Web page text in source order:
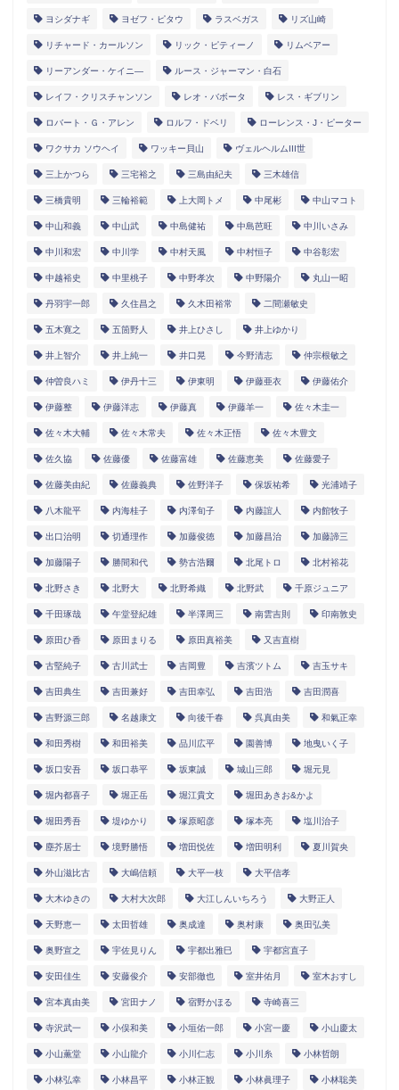
ヨシダナギ ヨゼフ・ピタウ ラスベガス リズ山崎
リチャード・カールソン リック・ピティーノ リムベアー
リーアンダー・ケイニ― ルース・ジャーマン・白石
レイフ・クリスチャンソン レオ・バボータ レス・ギブリン
ロバート・Ｇ・アレン ロルフ・ドベリ ローレンス・J・ピーター
ワクサカ ソウヘイ ワッキー貝山 ヴェルヘルムIII世
三上かつら 三宅裕之 三島由紀夫 三木雄信
三橋貴明 三輪裕範 上大岡トメ 中尾彬 中山マコト
中山和義 中山武 中島健祐 中島芭旺 中川いさみ
中川和宏 中川学 中村天風 中村恒子 中谷彰宏
中越裕史 中里桃子 中野孝次 中野陽介 丸山一昭
丹羽宇一郎 久住昌之 久木田裕常 二間瀬敏史
五木寛之 五箇野人 井上ひさし 井上ゆかり
井上智介 井上純一 井口晃 今野清志 仲宗根敏之
仲曽良ハミ 伊丹十三 伊東明 伊藤亜衣 伊藤佑介
伊藤整 伊藤洋志 伊藤真 伊藤羊一 佐々木圭一
佐々木大輔 佐々木常夫 佐々木正悟 佐々木豊文
佐久協 佐藤優 佐藤富雄 佐藤恵美 佐藤愛子
佐藤美由紀 佐藤義典 佐野洋子 保坂祐希 光浦靖子
八木龍平 内海桂子 内澤旬子 内藤誼人 内館牧子
出口治明 切通理作 加藤俊徳 加藤昌治 加藤諦三
加藤陽子 勝間和代 勢古浩爾 北尾トロ 北村裕花
北野さき 北野大 北野希織 北野武 千原ジュニア
千田琢哉 午堂登紀雄 半澤周三 南雲吉則 印南敦史
原田ひ香 原田まりる 原田真裕美 又吉直樹
古堅純子 古川武士 吉岡豊 吉濱ツトム 吉玉サキ
吉田典生 吉田兼好 吉田幸弘 吉田浩 吉田潤喜
吉野源三郎 名越康文 向後千春 呉真由美 和氣正幸
和田秀樹 和田裕美 品川広平 園善博 地曳いく子
坂口安吾 坂口恭平 坂東誠 城山三郎 堀元見
堀内都喜子 堀正岳 堀江貴文 堀田あきお&かよ
堀田秀吾 堤ゆかり 塚原昭彦 塚本亮 塩川治子
塵芥居士 境野勝悟 増田悦佐 増田明利 夏川賀央
外山滋比古 大嶋信頼 大平一枝 大平信孝
大木ゆきの 大村大次郎 大江しんいちろう 大野正人
天野恵一 太田哲雄 奥成達 奥村康 奥田弘美
奥野宣之 宇佐見りん 宇都出雅巳 宇都宮直子
安田佳生 安藤俊介 安部徹也 室井佑月 室木おすし
宮本真由美 宮田ナノ 宿野かほる 寺崎喜三
寺沢武一 小俣和美 小垣佑一郎 小宮一慶 小山慶太
小山薫堂 小山龍介 小川仁志 小川糸 小林哲朗
小林弘幸 小林昌平 小林正観 小林眞理子 小林聡美